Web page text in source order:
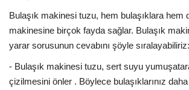
Bulaşık makinesi tuzu, hem bulaşıklara hem
makinesine birçok fayda sağlar. Bulaşık
yarar sorusunun cevabını şöyle sıralayabiliriz:
- Bulaşık makinesi tuzu, sert suyu
çizilmesini önler . Böylece bulaşıklarınız